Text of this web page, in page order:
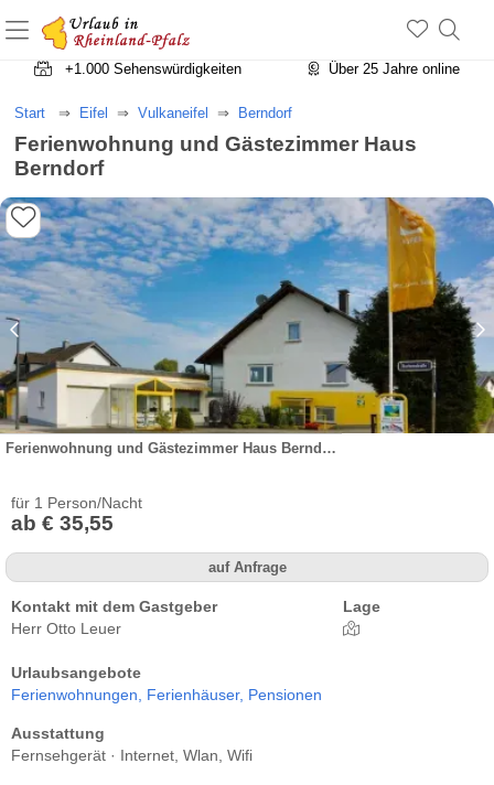
+1.500 Unterkünfte in Rheinland-Pfalz
+1.000 Sehenswürdigkeiten
Über 25 Jahre online
Start Eifel Vulkaneifel Berndorf
Ferienwohnung und Gästezimmer Haus
Berndorf
Ferienwohnung und Gästezimmer Haus Berndorf
für 1 Person/Nacht
ab € 35,55
auf Anfrage
Kontakt mit dem Gastgeber
Herr Otto Leuer
Lage
Urlaubsangebote
Ferienwohnungen, Ferienhäuser, Pensionen
Ausstattung
Fernsehgerät · Internet, Wlan, Wifi